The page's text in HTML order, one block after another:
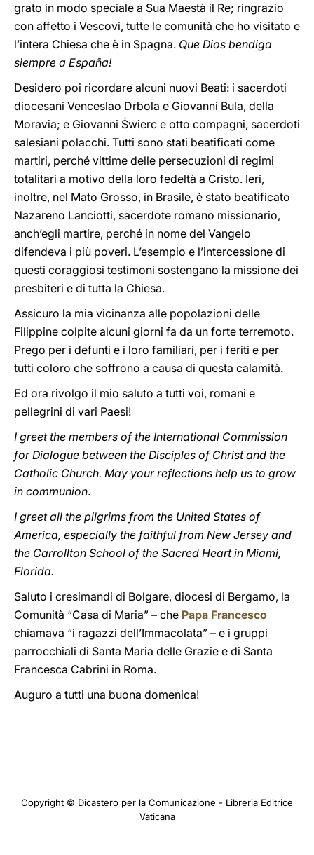
grato in modo speciale a Sua Maestà il Re; ringrazio
con affetto i Vescovi, tutte le comunità che ho visitato e
l’intera Chiesa che è in Spagna. Que Dios bendiga
siempre a España!
Desidero poi ricordare alcuni nuovi Beati: i sacerdoti
diocesani Venceslao Drbola e Giovanni Bula, della
Moravia; e Giovanni Świerc e otto compagni, sacerdoti
salesiani polacchi. Tutti sono stati beatificati come
martiri, perché vittime delle persecuzioni di regimi
totalitari a motivo della loro fedeltà a Cristo. Ieri,
inoltre, nel Mato Grosso, in Brasile, è stato beatificato
Nazareno Lanciotti, sacerdote romano missionario,
anch’egli martire, perché in nome del Vangelo
difendeva i più poveri. L’esempio e l’intercessione di
questi coraggiosi testimoni sostengano la missione dei
presbiteri e di tutta la Chiesa.
Assicuro la mia vicinanza alle popolazioni delle
Filippine colpite alcuni giorni fa da un forte terremoto.
Prego per i defunti e i loro familiari, per i feriti e per
tutti coloro che soffrono a causa di questa calamità.
Ed ora rivolgo il mio saluto a tutti voi, romani e
pellegrini di vari Paesi!
I greet the members of the International Commission
for Dialogue between the Disciples of Christ and the
Catholic Church. May your reflections help us to grow
in communion.
I greet all the pilgrims from the United States of
America, especially the faithful from New Jersey and
the Carrollton School of the Sacred Heart in Miami,
Florida.
Saluto i cresimandi di Bolgare, diocesi di Bergamo, la
Comunità “Casa di Maria” – che Papa Francesco
chiamava “i ragazzi dell’Immacolata” – e i gruppi
parrocchiali di Santa Maria delle Grazie e di Santa
Francesca Cabrini in Roma.
Auguro a tutti una buona domenica!
Copyright © Dicastero per la Comunicazione - Libreria Editrice
Vaticana